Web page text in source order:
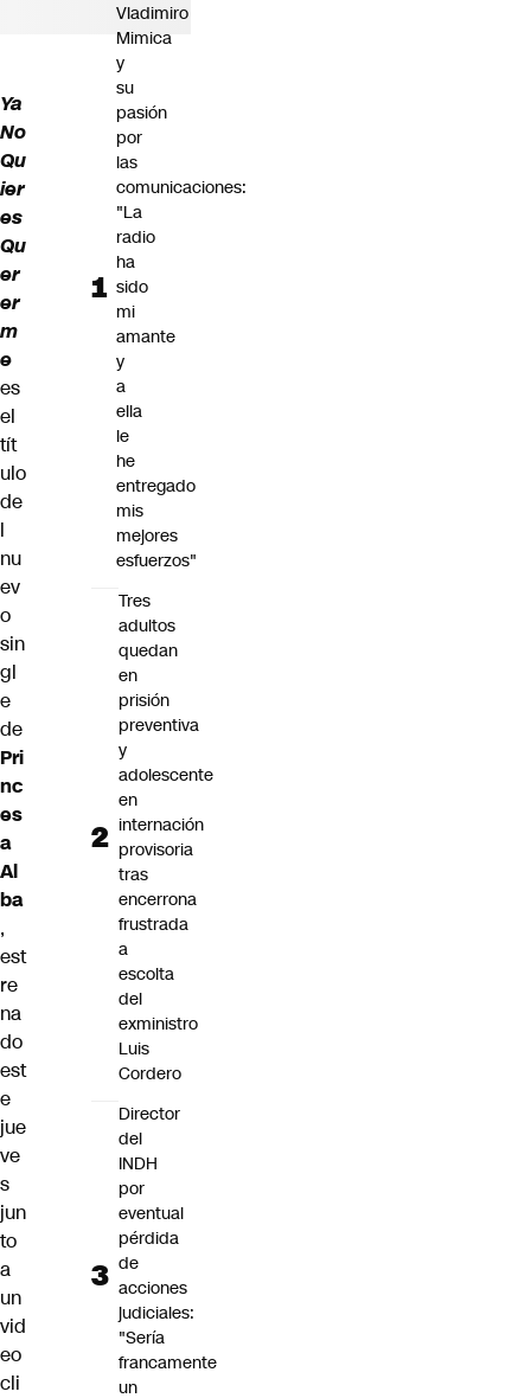
Ya
No
Qu
ier
es
Qu
er
er
m
e
es
el
tít
ulo
de
l
nu
ev
o
sin
gl
e
de
Pri
nc
es
a
Al
ba
,
est
re
na
do
est
e
jue
ve
s
jun
to
a
un
vid
eo
cli
Vladimiro
Mimica
y
su
pasión
por
las
comunicaciones:
"La
radio
ha
sido
mi
amante
y
a
ella
le
he
entregado
mis
mejores
esfuerzos"
Tres
adultos
quedan
en
prisión
preventiva
y
adolescente
en
internación
provisoria
tras
encerrona
frustrada
a
escolta
del
exministro
Luis
Cordero
Director
del
INDH
por
eventual
pérdida
de
acciones
judiciales:
"Sería
francamente
un